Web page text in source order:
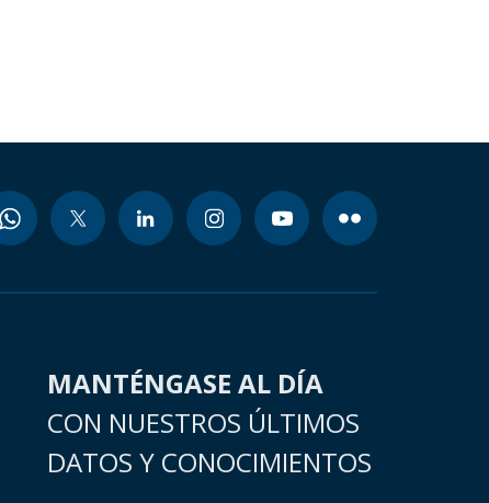
MANTÉNGASE AL DÍA
CON NUESTROS ÚLTIMOS
DATOS Y CONOCIMIENTOS